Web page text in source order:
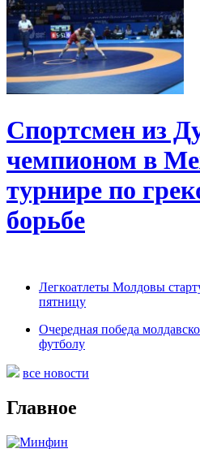
Спортсмен из
чемпионом в
турнире по
борьбе
Легкоатлеты Молдовы
пятницу
Очередная победа
футболу
все новости
Главное